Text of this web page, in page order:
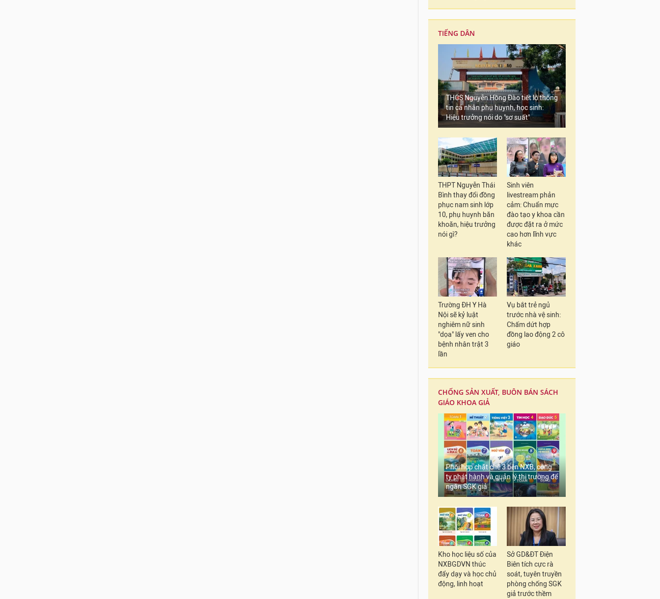
TIẾNG DÂN
THCS Nguyễn Hồng Đào tiết lộ thông
tin cá nhân phụ huynh, học sinh:
Hiệu trưởng nói do "sơ suất"
THPT Nguyễn Thái
Bình thay đổi đồng
phục nam sinh lớp
10, phụ huynh băn
khoăn, hiệu trưởng
nói gì?
Sinh viên
livestream phản
cảm: Chuẩn mực
đào tạo y khoa cần
được đặt ra ở mức
cao hơn lĩnh vực
khác
Trường ĐH Y Hà
Nội sẽ kỷ luật
nghiêm nữ sinh
"dọa" lấy ven cho
bệnh nhân trật 3
lần
Vụ bắt trẻ ngủ
trước nhà vệ sinh:
Chấm dứt hợp
đồng lao động 2 cô
giáo
CHỐNG SẢN XUẤT, BUÔN BÁN SÁCH
GIÁO KHOA GIẢ
Phối hợp chặt chẽ 3 bên NXB, công
ty phát hành và quản lý thị trường để
ngăn SGK giả
Kho học liệu số của
NXBGDVN thúc
đẩy dạy và học chủ
động, linh hoạt
Sở GD&ĐT Điện
Biên tích cực rà
soát, tuyên truyền
phòng chống SGK
giả trước thềm